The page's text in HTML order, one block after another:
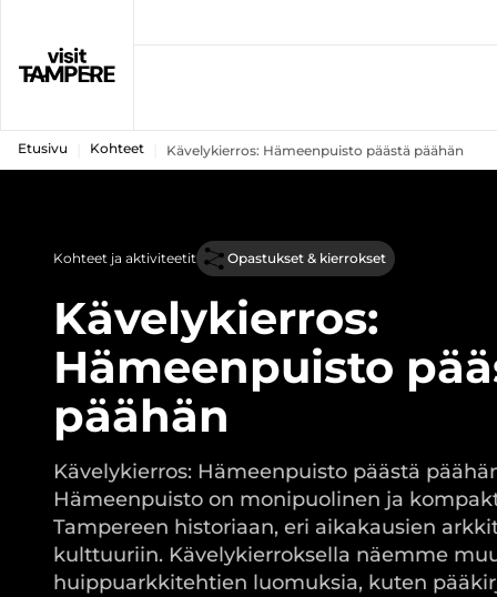
Etusivu Kohteet Kävelykierros: Hämeenpuisto päästä päähän
Kohteet ja aktiviteetit Opastukset & kierrokset
Kävelykierros:
Hämeenpuisto
päähän
Kävelykierros: Hämeenpuisto päästä
Hämeenpuisto on monipuolinen ja
Tampereen historiaan, eri aikakausien
kulttuuriin. Kävelykierroksella näemme
huippuarkkitehtien luomuksia, kuten